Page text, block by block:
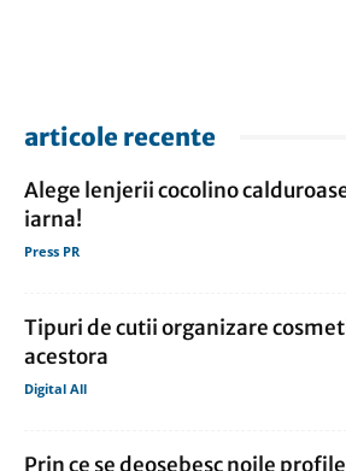
articole recente
Alege lenjerii cocolino
iarna!
Press PR
Tipuri de cutii organizare
acestora
Digital All
Prin ce se deosebesc noile